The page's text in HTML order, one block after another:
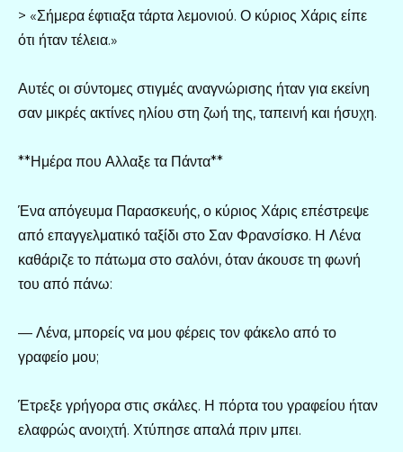
> «Σήμερα έφτιαξα τάρτα λεμονιού. Ο κύριος Χάρις είπε
ότι ήταν τέλεια.»
Αυτές οι σύντομες στιγμές αναγνώρισης ήταν για εκείνη
σαν μικρές ακτίνες ηλίου στη ζωή της, ταπεινή και ήσυχη.
**Ημέρα που Αλλαξε τα Πάντα**
Ένα απόγευμα Παρασκευής, ο κύριος Χάρις επέστρεψε
από επαγγελματικό ταξίδι στο Σαν Φρανσίσκο. Η Λένα
καθάριζε το πάτωμα στο σαλόνι, όταν άκουσε τη φωνή
του από πάνω:
— Λένα, μπορείς να μου φέρεις τον φάκελο από το
γραφείο μου;
Έτρεξε γρήγορα στις σκάλες. Η πόρτα του γραφείου ήταν
ελαφρώς ανοιχτή. Χτύπησε απαλά πριν μπει.